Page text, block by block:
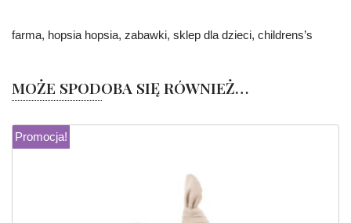
farma, hopsia hopsia, zabawki, sklep dla dzieci, childrens’s
MOŻE SPODOBA SIĘ RÓWNIEŻ…
Promocja!